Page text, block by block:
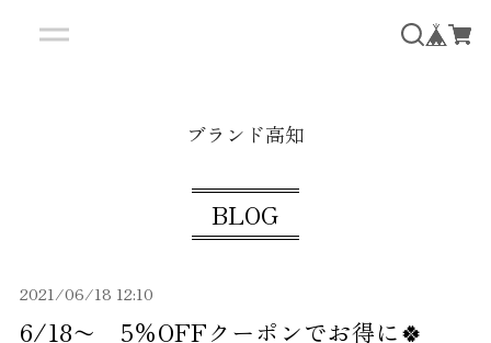
ブランド高知
BLOG
6/18〜 5％OFFクーポンでお得に🍀
2021/06/18 12:10